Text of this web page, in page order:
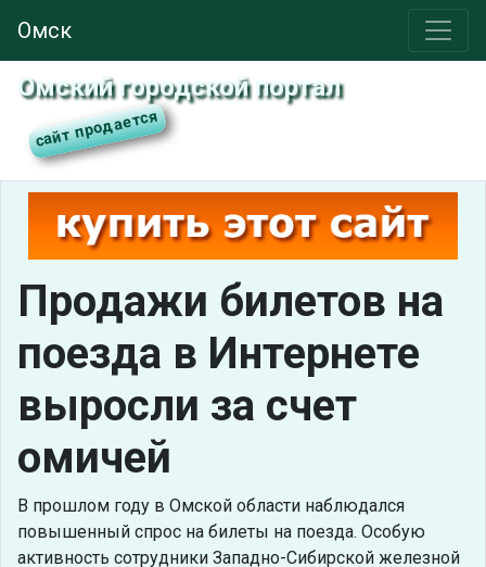
Омск
Омский городской портал
Продажи билетов на
поезда в Интернете
выросли за счет
омичей
В прошлом году в Омской области наблюдался
повышенный спрос на билеты на поезда. Особую
активность сотрудники Западно-Сибирской железной